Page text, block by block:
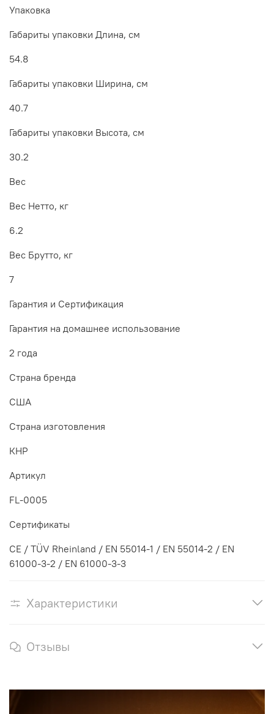
Упаковка
Габариты упаковки Длина, см
54.8
Габариты упаковки Ширина, см
40.7
Габариты упаковки Высота, см
30.2
Вес
Вес Нетто, кг
6.2
Вес Брутто, кг
7
Гарантия и Сертификация
Гарантия на домашнее использование
2 года
Страна бренда
США
Страна изготовления
КНР
Артикул
FL-0005
Сертификаты
CE / TÜV Rheinland / EN 55014-1 / EN 55014-2 / EN
61000-3-2 / EN 61000-3-3
Характеристики
Отзывы